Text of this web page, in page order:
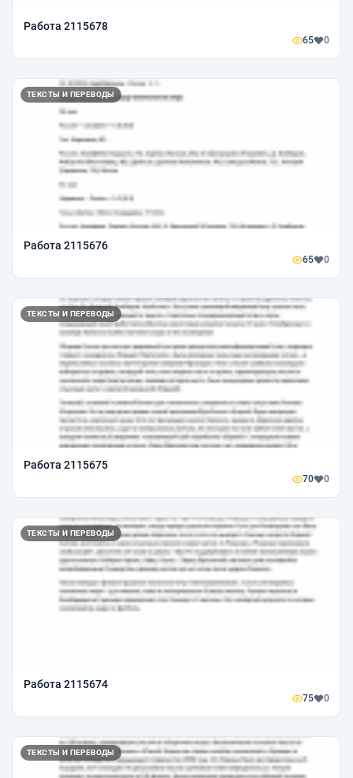
Работа 2115678
65 0
ТЕКСТЫ И ПЕРЕВОДЫ
Работа 2115676
65 0
ТЕКСТЫ И ПЕРЕВОДЫ
Работа 2115675
70 0
ТЕКСТЫ И ПЕРЕВОДЫ
Работа 2115674
75 0
ТЕКСТЫ И ПЕРЕВОДЫ